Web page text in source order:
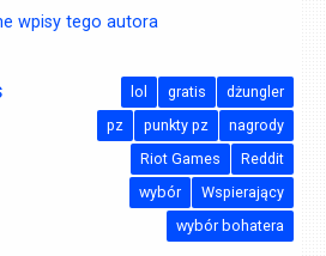
wpisy tego autora
dżungler
gratis
lol
nagrody
punkty pz
pz
Reddit
Riot Games
Wspierający
wybór
wybór bohatera